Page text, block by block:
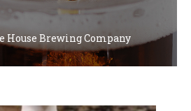
House Brewing Company